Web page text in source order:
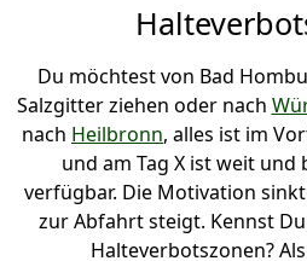
Du möchtest von Bad
Salzgitter ziehen oder nach
nach Heilbronn, alles ist im
und am Tag X ist weit
verfügbar. Die Motivation
zur Abfahrt steigt. Kennst
Halteverbotszonen?